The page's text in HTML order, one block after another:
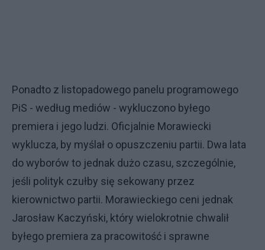
Ponadto z listopadowego panelu programowego
PiS - według mediów - wykluczono byłego
premiera i jego ludzi. Oficjalnie Morawiecki
wyklucza, by myślał o opuszczeniu partii. Dwa lata
do wyborów to jednak dużo czasu, szczególnie,
jeśli polityk czułby się sekowany przez
kierownictwo partii. Morawieckiego ceni jednak
Jarosław Kaczyński, który wielokrotnie chwalił
byłego premiera za pracowitość i sprawne